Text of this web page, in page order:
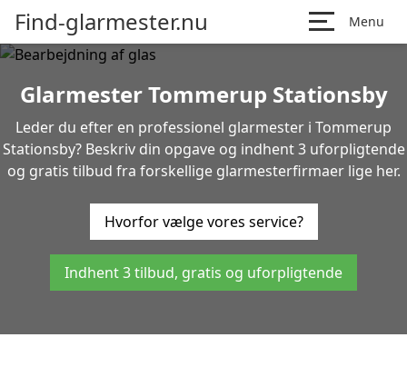
Find-glarmester.nu Menu
Glarmester Tommerup Stationsby
Leder du efter en professionel glarmester i Tommerup
Stationsby? Beskriv din opgave og indhent 3 uforpligtende
og gratis tilbud fra forskellige glarmesterfirmaer lige her.
Hvorfor vælge vores service?
Indhent 3 tilbud, gratis og uforpligtende